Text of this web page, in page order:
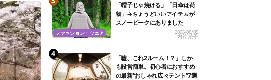
ファッション・ウェア
「帽子じゃ焼ける」「日傘は荷
物」→ちょうどいいアイテムが
スノーピークにありました
2026/08/05
内舘 綾子
「嘘、これ2ルーム！？」しか
も設営簡単。初心者におすすめ
の最新“おしゃれ広々テント”7選